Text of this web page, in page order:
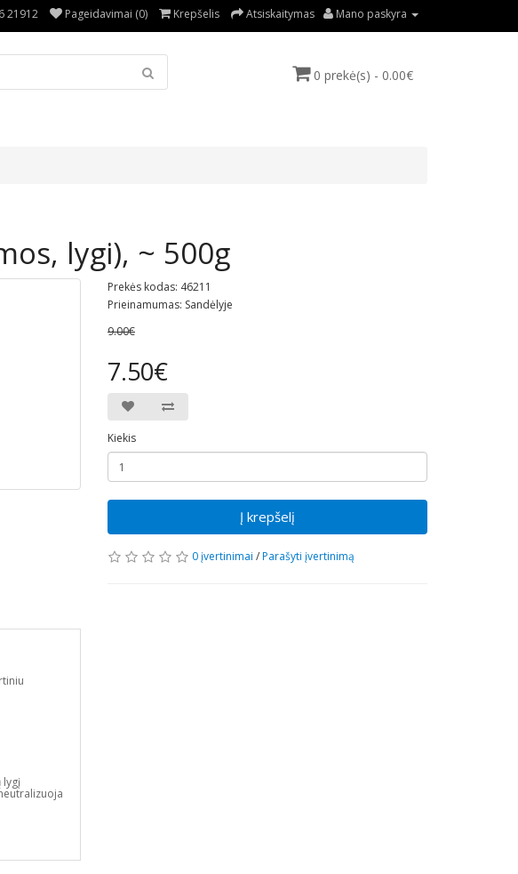
21912 Pageidavimai (0) Krepšelis Atsiskaitymas Mano paskyra
0 prekė(s) - 0.00€
lygi), ~ 500g
Prekės kodas: 46211
Prieinamumas: Sandėlyje
9.00€
7.50€
Kiekis
Į krepšelį
0 įvertinimai /Parašyti įvertinimą